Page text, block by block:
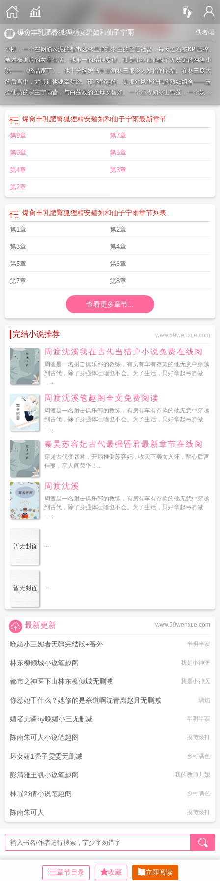
佚名/著
爆肏丰乳肥臀狐狸精安碧如和仙子宁雨
小刚，一个在钢筋水泥的都市丛林里挣扎求生的普通社畜，每天过着被KPI压榨、
被老板训斥的灰暗生活。他唯一的精神慰藉，便是那本让他翻了无数遍的网络小
说——《极品家丁》。他十分嫉妒书中主角林三那令人发指的艳福。在林三庞大
的后宫中，尤其让他魂牵梦绕、夜不能寐的，是那对风华绝代的熟妇组合——玉
德仙坊的宗主宁雨昔，与白莲教的圣母安碧如。一个清冷如冰山雪莲，一个妖媚
安碧如漫画安碧如几岁 安碧如宁雨昔碧染漫画 安碧如 安碧如宁雨昔林府老
汉 安碧如百度百科
碧如抱住林喧
安碧如秦仙儿
爆肏丰乳肥臀狐狸精安碧如和仙子宁雨最新章节
第8章 第7章
第6章 第5章
第4章 第3章
第2章
爆肏丰乳肥臀狐狸精安碧如和仙子宁雨章节列表
第1章 第2章
第3章 第4章
第5章 第6章
第7章 第8章
查看更多章节...
完结小说推荐 www.59wenxue.com
周渡沈溪我在古代当猎户小说免费在线阅
读
周渡是一名射击俱乐部的教练，有房有车有存款的他无意中穿越
到古代，除了身强体壮啥也不会。为了生活，只好拿起弓箭做
一...
周渡沈溪笔趣阁全文免费阅读
周渡是一名射击俱乐部的教练，有房有车有存款的他无意中穿越
到古代，除了身强体壮啥也不会。为了生活，只好拿起弓箭做
一...
秦昊苏容妃古代最强昏君最新章节在线阅
读
穿越古代变暴君，开局推倒苏容妃，收天下美女入怀，醉心后宫
佳丽，享人间荣华！...
周渡沈溪
周渡是一名射击俱乐部的教练，有房有车有存款的他无意中穿越
到古代，除了身强体壮啥也不会。为了生活，只好拿起弓箭做
一...
...
...
www.59wenxue.com
最新更新
晚媚小三媚者无疆完结版+番外 半明半寐
林东柳倾城小说笔趣阁 我是小神医
都市之神医下山林东柳倾城无删减 我是小神医
你惹她干什么？她修的是杀道啊沈青离赵月无删减 璃焰
媚者无疆by晚媚小三无删减 半明半寐
陈南朱可人小说笔趣阁 摸爬滚打
坏女婿1强子雯雯无删减 乡村满色
彭清雅王凯小说笔趣阁 我的教师儿媳
林瑶邓倩小说笔趣阁 乡村满色
陈南朱可人 摸爬滚打
章节目录 收藏 立即阅读